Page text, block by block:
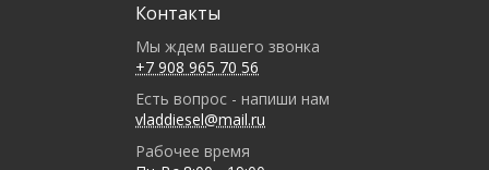
Контакты
Мы ждем вашего звонка
+7 908 965 70 56
Есть вопрос - напиши нам
vladdiesel@mail.ru
Рабочее время